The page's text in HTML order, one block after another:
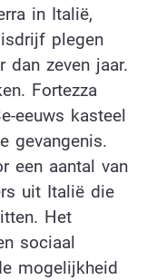
in Italië,
plegen
dan zeven jaar.
Fortezza
eeuws kasteel
gevangenis.
een aantal van
uit Italië die
Het
sociaal
mogelijkheid